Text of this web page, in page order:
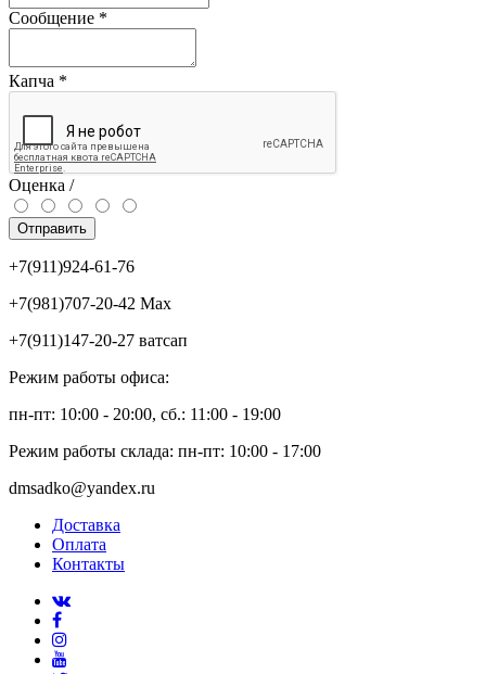
Сообщение *
Капча *
Оценка /
Отправить
+7(911)924-61-76
+7(981)707-20-42 Max
+7(911)147-20-27 ватсап
Режим работы офиса:
пн-пт: 10:00 - 20:00, сб.: 11:00 - 19:00
Режим работы склада: пн-пт: 10:00 - 17:00
dmsadko@yandex.ru
Доставка
Оплата
Контакты